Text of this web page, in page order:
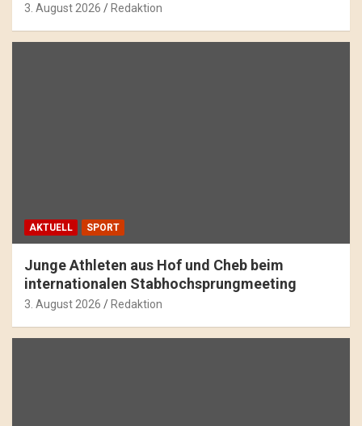
3. August 2026 Redaktion
AKTUELL SPORT
Junge Athleten aus Hof und Cheb beim
internationalen Stabhochsprungmeeting
3. August 2026 Redaktion